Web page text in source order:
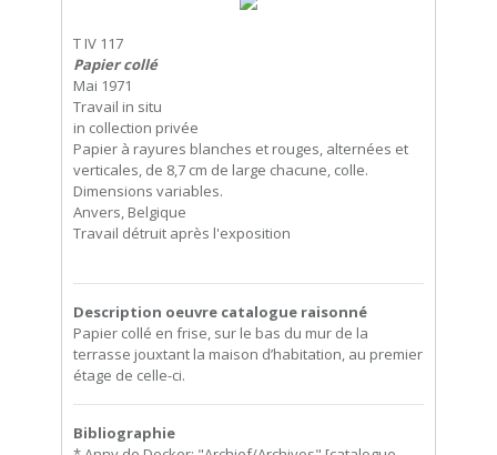
T IV 117
Papier collé
Mai 1971
Travail in situ
in collection privée
Papier à rayures blanches et rouges, alternées et
verticales, de 8,7 cm de large chacune, colle.
Dimensions variables.
Anvers, Belgique
Travail détruit après l'exposition
Description oeuvre catalogue raisonné
Papier collé en frise, sur le bas du mur de la
terrasse jouxtant la maison d’habitation, au premier
étage de celle-ci.
Bibliographie